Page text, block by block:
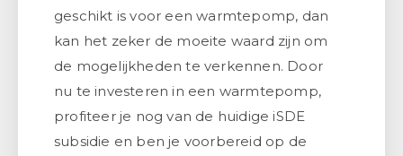
geschikt is voor een warmtepomp, dan
kan het zeker de moeite waard zijn om
de mogelijkheden te verkennen. Door
nu te investeren in een warmtepomp,
profiteer je nog van de huidige iSDE
subsidie en ben je voorbereid op de